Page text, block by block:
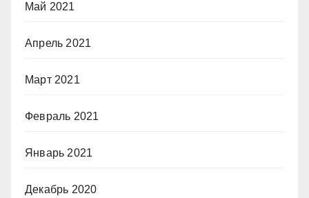
Май 2021
Апрель 2021
Март 2021
Февраль 2021
Январь 2021
Декабрь 2020